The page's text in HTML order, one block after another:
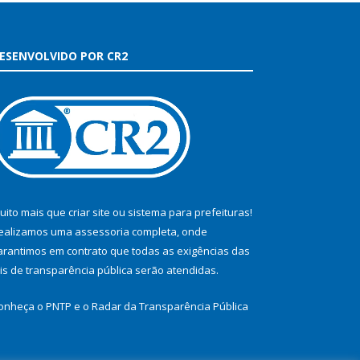
POR CR2
mais que criar site ou sistema para prefeituras!
uma assessoria completa, onde
em contrato que todas as exigências das
de transparência pública serão atendidas.
o PNTP e o Radar da Transparência Pública